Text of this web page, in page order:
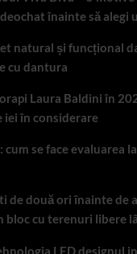
înainte să alegi
natural și funcțional
cu dantura
Laura Baldini în
iei în considerare
se face evaluarea
de două ori înainte de
bloc cu terenuri libere
LED designul